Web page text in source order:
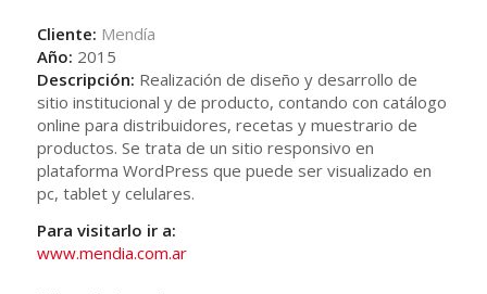
Cliente: Mendía
Año: 2015
Descripción: Realización de diseño y desarrollo de
sitio institucional y de producto, contando con catálogo
online para distribuidores, recetas y muestrario de
productos. Se trata de un sitio responsivo en
plataforma WordPress que puede ser visualizado en
pc, tablet y celulares.
Para visitarlo ir a:
www.mendia.com.ar